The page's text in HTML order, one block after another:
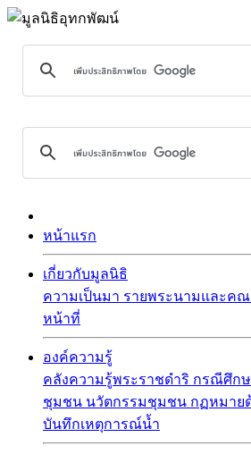
หน้าแรก
เกี่ยวกับมูลนิธิ
ความเป็นมา รายพระนามและคณ
หน้าที่
องค์ความรู้
คลังความรู้พระราชดำริ กรณีศึกษ
ชุมชน นวัตกรรมชุมชน กฏหมาย
บันทึกเหตุการณ์น้ำ